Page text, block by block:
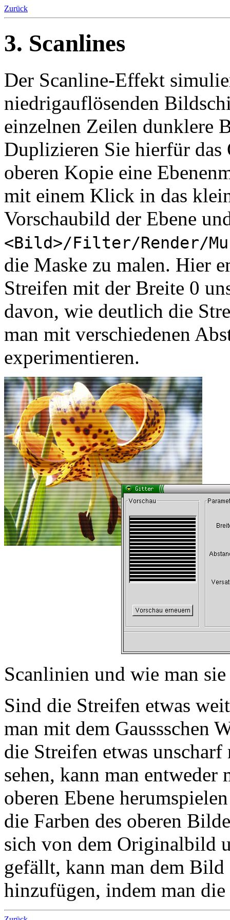
Zurück
3. Scanlines
Der Scanline-Effekt
niedrigauflösenden
einzelnen Zeilen dunklere
Duplizieren Sie hierfür
oberen Kopie eine
mit einem Klick in das
Vorschaubild der Ebene
<Bild>/Filter/Render/
die Maske zu malen. Hier
Streifen mit der Breite 0
davon, wie deutlich die
man mit verschiedenen
experimentieren.
Scanlinien und wie man
Sind die Streifen etwas
man mit dem Gaussschen
die Streifen etwas
sehen, kann man entweder
oberen Ebene
die Farben des oberen
sich von dem Originalbild
gefällt, kann man dem
hinzufügen, indem man